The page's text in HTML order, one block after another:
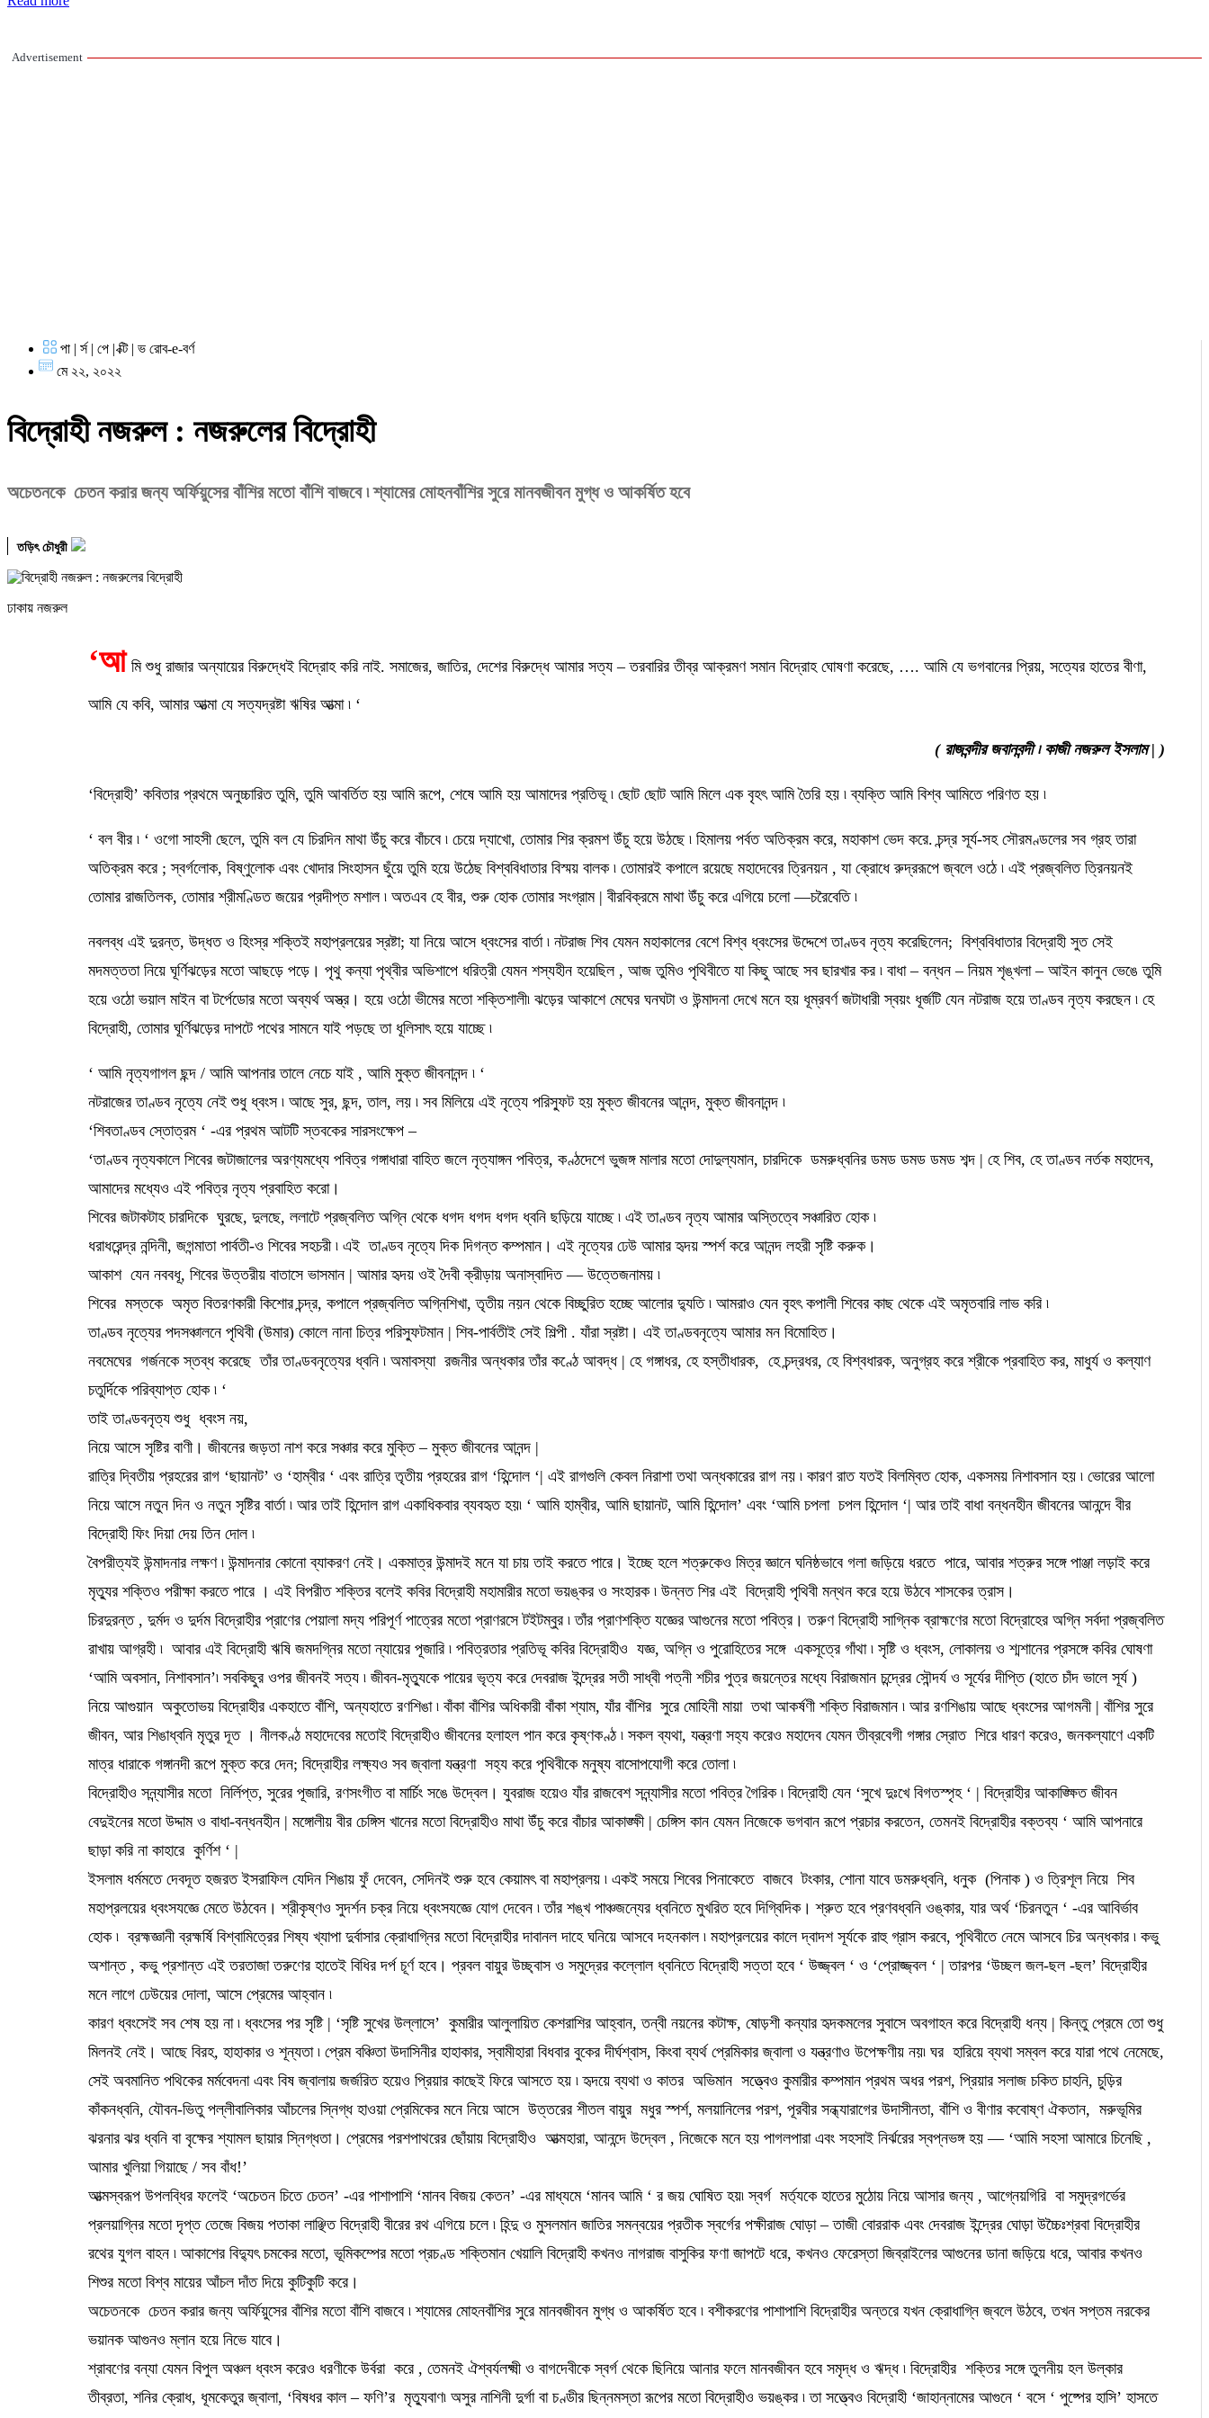
Advertisement
পা | র্স | পে | ক্টি | ভ রোব-e-বর্ণ
মে ২২, ২০২২
বিদ্রোহী নজরুল : নজরুলের বিদ্রোহী
অচেতনকে চেতন করার জন্য অর্ফিয়ুসের বাঁশির মতো বাঁশি বাজবে ৷ শ্যামের মোহনবাঁশির সুরে মানবজীবন মুগ্ধ ও আকর্ষিত হবে
তড়িৎ চৌধুরী
ঢাকায় নজরুল
‘আ মি শুধু রাজার অন্যায়ের বিরুদ্ধেই বিদ্রোহ করি নাই. সমাজের, জাতির, দেশের বিরুদ্ধে আমার সত্য – তরবারির তীব্র আক্রমণ সমান বিদ্রোহ ঘোষণা করেছে, …. আমি যে ভগবানের প্রিয়, সত্যের হাতের বীণা,
আমি যে কবি, আমার আত্মা যে সত্যদ্রষ্টা ঋষির আত্মা ৷ ‘
( রাজবন্দীর জবানবন্দী ৷ কাজী নজরুল ইসলাম | )
‘বিদ্রোহী’ কবিতার প্রথমে অনুচ্চারিত তুমি, তুমি আবর্তিত হয় আমি রূপে, শেষে আমি হয় আমাদের প্রতিভূ ৷ ছোট ছোট আমি মিলে এক বৃহৎ আমি তৈরি হয় ৷ ব্যক্তি আমি বিশ্ব আমিতে পরিণত হয় ৷
‘ বল বীর ৷ ‘ ওগো সাহসী ছেলে, তুমি বল যে চিরদিন মাথা উঁচু করে বাঁচবে ৷ চেয়ে দ্যাখো, তোমার শির ক্রমশ উঁচু হয়ে উঠছে ৷ হিমালয় পর্বত অতিক্রম করে, মহাকাশ ভেদ করে. চন্দ্র সূর্য-সহ সৌরমণ্ডলের সব গ্রহ তারা
অতিক্রম করে ; স্বর্গলোক, বিষ্ণুলোক এবং খোদার সিংহাসন ছুঁয়ে তুমি হয়ে উঠেছ বিশ্ববিধাতার বিস্ময় বালক ৷ তোমারই কপালে রয়েছে মহাদেবের ত্রিনয়ন , যা ক্রোধে রুদ্ররূপে জ্বলে ওঠে ৷ এই প্রজ্বলিত ত্রিনয়নই
তোমার রাজতিলক, তোমার শ্রীমণ্ডিত জয়ের প্রদীপ্ত মশাল ৷ অতএব হে বীর, শুরু হোক তোমার সংগ্রাম | বীরবিক্রমে মাথা উঁচু করে এগিয়ে চলো —চরৈবেতি ৷
নবলব্ধ এই দুরন্ত, উদ্ধত ও হিংস্র শক্তিই মহাপ্রলয়ের স্রষ্টা; যা নিয়ে আসে ধ্বংসের বার্তা ৷ নটরাজ শিব যেমন মহাকালের বেশে বিশ্ব ধ্বংসের উদ্দেশে তাণ্ডব নৃত্য করেছিলেন; বিশ্ববিধাতার বিদ্রোহী সুত সেই
মদমত্ততা নিয়ে ঘূর্ণিঝড়ের মতো আছড়ে পড়ে। পৃথু কন্যা পৃথ্বীর অভিশাপে ধরিত্রী যেমন শস্যহীন হয়েছিল , আজ তুমিও পৃথিবীতে যা কিছু আছে সব ছারখার কর ৷ বাধা – বন্ধন – নিয়ম শৃঙ্খলা – আইন কানুন ভেঙে তুমি
হয়ে ওঠো ভয়াল মাইন বা টর্পেডোর মতো অব্যর্থ অস্ত্র। হয়ে ওঠো ভীমের মতো শক্তিশালী৷ ঝড়ের আকাশে মেঘের ঘনঘটা ও উন্মাদনা দেখে মনে হয় ধূম্রবর্ণ জটাধারী স্বয়ং ধূর্জটি যেন নটরাজ হয়ে তাণ্ডব নৃত্য করছেন ৷ হে
বিদ্রোহী, তোমার ঘূর্ণিঝড়ের দাপটে পথের সামনে যাই পড়ছে তা ধূলিসাৎ হয়ে যাচ্ছে ৷
‘ আমি নৃত্যগাগল ছন্দ / আমি আপনার তালে নেচে যাই , আমি মুক্ত জীবনানন্দ ৷ ‘
নটরাজের তাণ্ডব নৃত্যে নেই শুধু ধ্বংস ৷ আছে সুর, ছন্দ, তাল, লয় ৷ সব মিলিয়ে এই নৃত্যে পরিস্ফুট হয় মুক্ত জীবনের আনন্দ, মুক্ত জীবনানন্দ ৷
‘শিবতাণ্ডব স্তোত্রম ‘ -এর প্রথম আটটি স্তবকের সারসংক্ষেপ –
‘তাণ্ডব নৃত্যকালে শিবের জটাজালের অরণ্যমধ্যে পবিত্র গঙ্গাধারা বাহিত জলে নৃত্যাঙ্গন পবিত্র, কণ্ঠদেশে ভুজঙ্গ মালার মতো দোদুল্যমান, চারদিকে ডমরুধ্বনির ডমড ডমড ডমড শব্দ | হে শিব, হে তাণ্ডব নর্তক মহাদেব,
আমাদের মধ্যেও এই পবিত্র নৃত্য প্রবাহিত করো।
শিবের জটাকটাহ চারদিকে ঘুরছে, দুলছে, ললাটে প্রজ্বলিত অগ্নি থেকে ধগদ ধগদ ধগদ ধ্বনি ছড়িয়ে যাচ্ছে ৷ এই তাণ্ডব নৃত্য আমার অস্তিত্বে সঞ্চারিত হোক ৷
ধরাধরেন্দ্র নন্দিনী, জগন্মাতা পার্বতী-ও শিবের সহচরী ৷ এই তাণ্ডব নৃত্যে দিক দিগন্ত কম্পমান। এই নৃত্যের ঢেউ আমার হৃদয় স্পর্শ করে আনন্দ লহরী সৃষ্টি করুক।
আকাশ যেন নববধূ, শিবের উত্তরীয় বাতাসে ভাসমান | আমার হৃদয় ওই দৈবী ক্রীড়ায় অনাস্বাদিত — উত্তেজনাময় ৷
শিবের মস্তকে অমৃত বিতরণকারী কিশোর চন্দ্র, কপালে প্রজ্বলিত অগ্নিশিখা, তৃতীয় নয়ন থেকে বিচ্ছুরিত হচ্ছে আলোর দ্যুতি ৷ আমরাও যেন বৃহৎ কপালী শিবের কাছ থেকে এই অমৃতবারি লাভ করি ৷
তাণ্ডব নৃত্যের পদসঞ্চালনে পৃথিবী (উমার) কোলে নানা চিত্র পরিস্ফুটমান | শিব-পার্বতীই সেই শিল্পী . যাঁরা স্রষ্টা। এই তাণ্ডবনৃত্যে আমার মন বিমোহিত।
নবমেঘের গর্জনকে স্তব্ধ করেছে তাঁর তাণ্ডবনৃত্যের ধ্বনি ৷ অমাবস্যা রজনীর অন্ধকার তাঁর কণ্ঠে আবদ্ধ | হে গঙ্গাধর, হে হস্তীধারক, হে চন্দ্রধর, হে বিশ্বধারক, অনুগ্রহ করে শ্রীকে প্রবাহিত কর, মাধুর্য ও কল্যাণ
চতুর্দিকে পরিব্যাপ্ত হোক ৷ ‘
তাই তাণ্ডবনৃত্য শুধু ধ্বংস নয়,
নিয়ে আসে সৃষ্টির বাণী। জীবনের জড়তা নাশ করে সঞ্চার করে মুক্তি – মুক্ত জীবনের আনন্দ |
রাত্রি দ্বিতীয় প্রহরের রাগ ‘ছায়ানট’ ও ‘হাম্বীর ‘ এবং রাত্রি তৃতীয় প্রহরের রাগ ‘হিন্দোল ‘| এই রাগগুলি কেবল নিরাশা তথা অন্ধকারের রাগ নয় ৷ কারণ রাত যতই বিলম্বিত হোক, একসময় নিশাবসান হয় ৷ ভোরের আলো
নিয়ে আসে নতুন দিন ও নতুন সৃষ্টির বার্তা ৷ আর তাই হিন্দোল রাগ একাধিকবার ব্যবহৃত হয়৷ ‘ আমি হাম্বীর, আমি ছায়ানট, আমি হিন্দোল’ এবং ‘আমি চপলা চপল হিন্দোল ‘| আর তাই বাধা বন্ধনহীন জীবনের আনন্দে বীর
বিদ্রোহী ফিং দিয়া দেয় তিন দোল ৷
বৈপরীত্যই উন্মাদনার লক্ষণ ৷ উন্মাদনার কোনো ব্যাকরণ নেই। একমাত্র উন্মাদই মনে যা চায় তাই করতে পারে। ইচ্ছে হলে শত্রুকেও মিত্র জ্ঞানে ঘনিষ্ঠভাবে গলা জড়িয়ে ধরতে পারে, আবার শত্রুর সঙ্গে পাঞ্জা লড়াই করে
মৃত্যুর শক্তিও পরীক্ষা করতে পারে । এই বিপরীত শক্তির বলেই কবির বিদ্রোহী মহামারীর মতো ভয়ঙ্কর ও সংহারক ৷ উন্নত শির এই বিদ্রোহী পৃথিবী মন্থন করে হয়ে উঠবে শাসকের ত্রাস।
চিরদুরন্ত , দুর্মদ ও দুর্দম বিদ্রোহীর প্রাণের পেয়ালা মদ্য পরিপূর্ণ পাত্রের মতো প্রাণরসে টইটম্বুর ৷ তাঁর প্রাণশক্তি যজ্ঞের আগুনের মতো পবিত্র। তরুণ বিদ্রোহী সাগ্নিক ব্রাহ্মণের মতো বিদ্রোহের অগ্নি সর্বদা প্রজ্বলিত
রাখায় আগ্রহী ৷ আবার এই বিদ্রোহী ঋষি জমদগ্নির মতো ন্যায়ের পূজারি ৷ পবিত্রতার প্রতিভূ কবির বিদ্রোহীও যজ্ঞ, অগ্নি ও পুরোহিতের সঙ্গে একসূত্রে গাঁথা ৷ সৃষ্টি ও ধ্বংস, লোকালয় ও শ্মশানের প্রসঙ্গে কবির ঘোষণা
‘আমি অবসান, নিশাবসান’৷ সবকিছুর ওপর জীবনই সত্য ৷ জীবন-মৃত্যুকে পায়ের ভৃত্য করে দেবরাজ ইন্দ্রের সতী সাধ্বী পত্নী শচীর পুত্র জয়ন্তের মধ্যে বিরাজমান চন্দ্রের সৌন্দর্য ও সূর্যের দীপ্তি (হাতে চাঁদ ভালে সূর্য )
নিয়ে আগুয়ান অকুতোভয় বিদ্রোহীর একহাতে বাঁশি, অন্যহাতে রণশিঙা ৷ বাঁকা বাঁশির অধিকারী বাঁকা শ্যাম, যাঁর বাঁশির সুরে মোহিনী মায়া তথা আকর্ষণী শক্তি বিরাজমান ৷ আর রণশিঙায় আছে ধ্বংসের আগমনী | বাঁশির সুরে
জীবন, আর শিঙাধ্বনি মৃতুর দূত । নীলকণ্ঠ মহাদেবের মতোই বিদ্রোহীও জীবনের হলাহল পান করে কৃষ্ণকণ্ঠ ৷ সকল ব্যথা, যন্ত্রণা সহ্য করেও মহাদেব যেমন তীব্রবেগী গঙ্গার স্রোত শিরে ধারণ করেও, জনকল্যাণে একটি
মাত্র ধারাকে গঙ্গানদী রূপে মুক্ত করে দেন; বিদ্রোহীর লক্ষ্যও সব জ্বালা যন্ত্রণা সহ্য করে পৃথিবীকে মনুষ্য বাসোপযোগী করে তোলা ৷
বিদ্রোহীও সন্ন্যাসীর মতো নির্লিপ্ত, সুরের পূজারি, রণসংগীত বা মার্চিং সঙে উদ্বেল। যুবরাজ হয়েও যাঁর রাজবেশ সন্ন্যাসীর মতো পবিত্র গৈরিক ৷ বিদ্রোহী যেন ‘সুখে দুঃখে বিগতস্পৃহ ‘ | বিদ্রোহীর আকাঙ্ক্ষিত জীবন
বেদুইনের মতো উদ্দাম ও বাধা-বন্ধনহীন | মঙ্গোলীয় বীর চেঙ্গিস খানের মতো বিদ্রোহীও মাথা উঁচু করে বাঁচার আকাঙ্ক্ষী | চেঙ্গিস কান যেমন নিজেকে ভগবান রূপে প্রচার করতেন, তেমনই বিদ্রোহীর বক্তব্য ‘ আমি আপনারে
ছাড়া করি না কাহারে কুর্ণিশ ‘ |
ইসলাম ধর্মমতে দেবদূত হজরত ইসরাফিল যেদিন শিঙায় ফুঁ দেবেন, সেদিনই শুরু হবে কেয়ামৎ বা মহাপ্রলয় ৷ একই সময়ে শিবের পিনাকেতে বাজবে টংকার, শোনা যাবে ডমরুধ্বনি, ধনুক (পিনাক ) ও ত্রিশূল নিয়ে শিব
মহাপ্রলয়ের ধ্বংসযজ্ঞে মেতে উঠবেন। শ্রীকৃষ্ণও সুদর্শন চক্র নিয়ে ধ্বংসযজ্ঞে যোগ দেবেন ৷ তাঁর শঙ্খ পাঞ্চজন্যের ধ্বনিতে মুখরিত হবে দিগ্বিদিক। শ্রুত হবে প্রণবধ্বনি ওঙ্কার, যার অর্থ ‘চিরনতুন ‘ -এর আবির্ভাব
হোক ৷ ব্রহ্মজ্ঞানী ব্রহ্মর্ষি বিশ্বামিত্রের শিষ্য খ্যাপা দুর্বাসার ক্রোধাগ্নির মতো বিদ্রোহীর দাবানল দাহে ঘনিয়ে আসবে দহনকাল ৷ মহাপ্রলয়ের কালে দ্বাদশ সূর্যকে রাহু গ্রাস করবে, পৃথিবীতে নেমে আসবে চির অন্ধকার ৷ কভু
অশান্ত , কভু প্রশান্ত এই তরতাজা তরুণের হাতেই বিধির দর্প চূর্ণ হবে। প্রবল বায়ুর উচ্ছ্বাস ও সমুদ্রের কল্লোল ধ্বনিতে বিদ্রোহী সত্তা হবে ‘ উজ্জ্বল ‘ ও ‘প্রোজ্জ্বল ‘ | তারপর ‘উচ্ছল জল-ছল -ছল’ বিদ্রোহীর
মনে লাগে ঢেউয়ের দোলা, আসে প্রেমের আহ্বান ৷
কারণ ধ্বংসেই সব শেষ হয় না ৷ ধ্বংসের পর সৃষ্টি | ‘সৃষ্টি সুখের উল্লাসে’ কুমারীর আলুলায়িত কেশরাশির আহ্বান, তন্বী নয়নের কটাক্ষ, ষোড়শী কন্যার হৃদকমলের সুবাসে অবগাহন করে বিদ্রোহী ধন্য | কিন্তু প্রেমে তো শুধু
মিলনই নেই। আছে বিরহ, হাহাকার ও শূন্যতা ৷ প্রেম বঞ্চিতা উদাসিনীর হাহাকার, স্বামীহারা বিধবার বুকের দীর্ঘশ্বাস, কিংবা ব্যর্থ প্রেমিকার জ্বালা ও যন্ত্রণাও উপেক্ষণীয় নয়৷ ঘর হারিয়ে ব্যথা সম্বল করে যারা পথে নেমেছে,
সেই অবমানিত পথিকের মৰ্মবেদনা এবং বিষ জ্বালায় জর্জরিত হয়েও প্রিয়ার কাছেই ফিরে আসতে হয় ৷ হৃদয়ে ব্যথা ও কাতর অভিমান সত্ত্বেও কুমারীর কম্পমান প্রথম অধর পরশ, প্রিয়ার সলাজ চকিত চাহনি, চুড়ির
কাঁকনধ্বনি, যৌবন-ভিতু পল্লীবালিকার আঁচলের স্নিগ্ধ হাওয়া প্রেমিকের মনে নিয়ে আসে উত্তরের শীতল বায়ুর মধুর স্পর্শ, মলয়ানিলের পরশ, পূরবীর সন্ধ্যারাগের উদাসীনতা, বাঁশি ও বীণার কবোষ্ণ ঐকতান, মরুভূমির
ঝরনার ঝর ধ্বনি বা বৃক্ষের শ্যামল ছায়ার স্নিগ্ধতা। প্রেমের পরশপাথরের ছোঁয়ায় বিদ্রোহীও আত্মহারা, আনন্দে উদ্বেল , নিজেকে মনে হয় পাগলপারা এবং সহসাই নির্ঝরের স্বপ্নভঙ্গ হয় — ‘আমি সহসা আমারে চিনেছি ,
আমার খুলিয়া গিয়াছে / সব বাঁধ!’
আত্মস্বরূপ উপলব্ধির ফলেই ‘অচেতন চিতে চেতন’ -এর পাশাপাশি ‘মানব বিজয় কেতন’ -এর মাধ্যমে ‘মানব আমি ‘ র জয় ঘোষিত হয়৷ স্বর্গ মর্ত্যকে হাতের মুঠোয় নিয়ে আসার জন্য , আগ্নেয়গিরি বা সমুদ্রগর্ভের
প্রলয়াগ্নির মতো দৃপ্ত তেজে বিজয় পতাকা লাঞ্ছিত বিদ্রোহী বীরের রথ এগিয়ে চলে ৷ হিন্দু ও মুসলমান জাতির সমন্বয়ের প্রতীক স্বর্গের পক্ষীরাজ ঘোড়া – তাজী বোররাক এবং দেবরাজ ইন্দ্রের ঘোড়া উচ্চৈঃশ্রবা বিদ্রোহীর
রথের যুগল বাহন ৷ আকাশের বিদ্যুৎ চমকের মতো, ভূমিকম্পের মতো প্রচণ্ড শক্তিমান খেয়ালি বিদ্রোহী কখনও নাগরাজ বাসুকির ফণা জাপটে ধরে, কখনও ফেরেস্তা জিব্রাইলের আগুনের ডানা জড়িয়ে ধরে, আবার কখনও
শিশুর মতো বিশ্ব মায়ের আঁচল দাঁত দিয়ে কুটিকুটি করে।
অচেতনকে চেতন করার জন্য অর্ফিয়ুসের বাঁশির মতো বাঁশি বাজবে ৷ শ্যামের মোহনবাঁশির সুরে মানবজীবন মুগ্ধ ও আকর্ষিত হবে ৷ বশীকরণের পাশাপাশি বিদ্রোহীর অন্তরে যখন ক্রোধাগ্নি জ্বলে উঠবে, তখন সপ্তম নরকের
ভয়ানক আগুনও ম্লান হয়ে নিভে যাবে।
শ্রাবণের বন্যা যেমন বিপুল অঞ্চল ধ্বংস করেও ধরণীকে উর্বরা করে , তেমনই ঐশ্বর্যলক্ষ্মী ও বাগদেবীকে স্বর্গ থেকে ছিনিয়ে আনার ফলে মানবজীবন হবে সমৃদ্ধ ও ঋদ্ধ ৷ বিদ্রোহীর শক্তির সঙ্গে তুলনীয় হল উল্কার
তীব্রতা, শনির ক্রোধ, ধূমকেতুর জ্বালা, ‘বিষধর কাল – ফণি’র মৃত্যুবাণ৷ অসুর নাশিনী দুর্গা বা চণ্ডীর ছিন্নমস্তা রূপের মতো বিদ্রোহীও ভয়ঙ্কর ৷ তা সত্ত্বেও বিদ্রোহী ‘জাহান্নামের আগুনে ‘ বসে ‘ পুষ্পের হাসি’ হাসতে